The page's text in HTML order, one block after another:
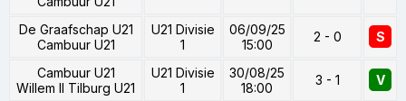
De Graafschap U21
Cambuur U21
U21 Divisie
1
06/09/25
15:00
2 - 0 S
Cambuur U21
Willem II Tilburg U21
U21 Divisie
1
30/08/25
18:00
3 - 1 V